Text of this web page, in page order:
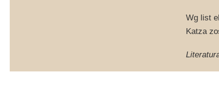
Wg list
Katza